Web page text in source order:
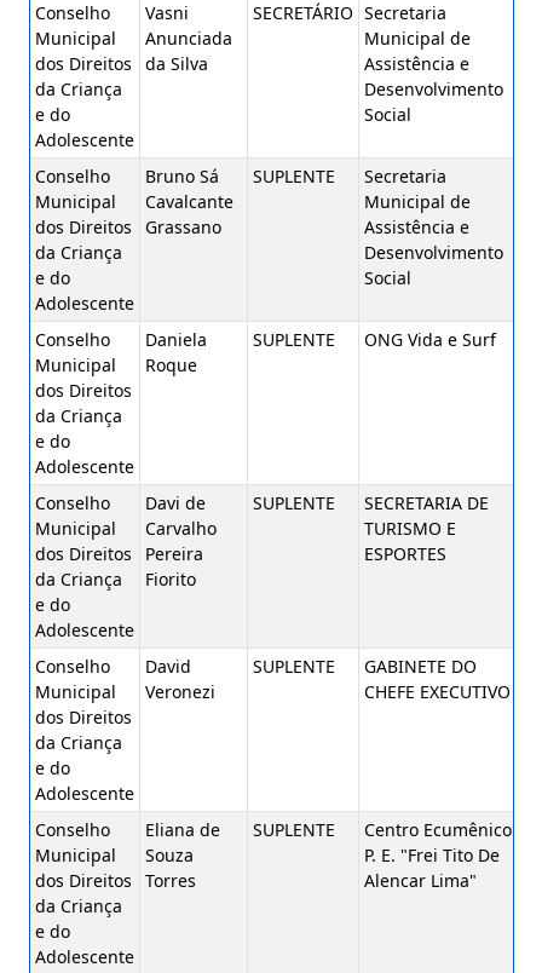
Conselho
Municipal
dos Direitos
da Criança
e do
Adolescente
Vasni
Anunciada
da Silva
SECRETÁRIO Secretaria
Municipal de
Assistência e
Desenvolvimento
Social
Conselho
Municipal
dos Direitos
da Criança
e do
Adolescente
Bruno Sá
Cavalcante
Grassano
SUPLENTE
Secretaria
Municipal de
Assistência e
Desenvolvimento
Social
Conselho
Municipal
dos Direitos
da Criança
e do
Adolescente
Daniela
Roque
SUPLENTE ONG Vida e Surf
Conselho
Municipal
dos Direitos
da Criança
e do
Adolescente
Davi de
Carvalho
Pereira
Fiorito
SUPLENTE
SECRETARIA DE
TURISMO E
ESPORTES
Conselho
Municipal
dos Direitos
da Criança
e do
Adolescente
David
Veronezi
SUPLENTE
GABINETE DO
CHEFE EXECUTIVO
Conselho
Municipal
dos Direitos
da Criança
e do
Adolescente
Eliana de
Souza
Torres
SUPLENTE
Centro Ecumênico
P. E. "Frei Tito De
Alencar Lima"